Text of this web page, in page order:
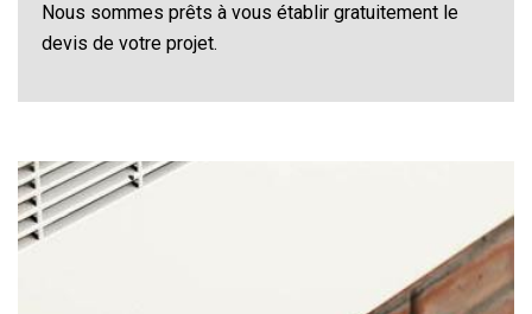
Nous sommes prêts à vous établir gratuitement le
devis de votre projet.